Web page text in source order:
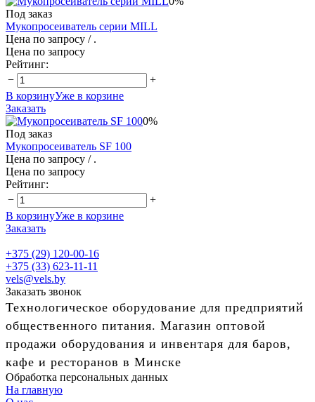
Под заказ
Мукопросеиватель серии MILL
Цена по запросу / .
Цена по запросу
Рейтинг:
−
+
В корзинуУже в корзине
Заказать
0%
Под заказ
Мукопросеиватель SF 100
Цена по запросу / .
Цена по запросу
Рейтинг:
−
+
В корзинуУже в корзине
Заказать
+375 (29) 120-00-16
+375 (33) 623-11-11
vels@vels.by
Заказать звонок
Технологическое оборудование для предприятий
общественного питания. Магазин оптовой
продажи оборудования и инвентаря для баров,
кафе и ресторанов в Минске
Обработка персональных данных
На главную